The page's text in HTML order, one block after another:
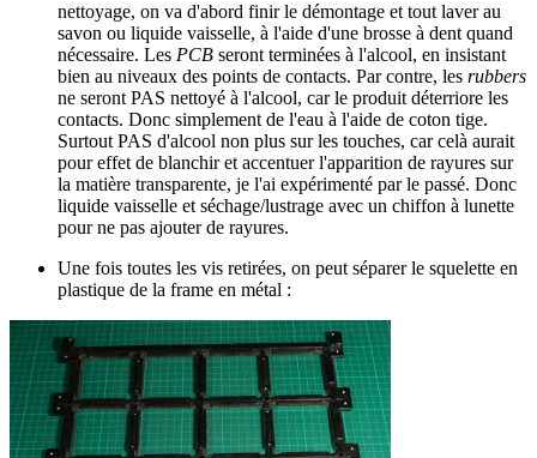
nettoyage, on va d'abord finir le démontage et tout laver au
savon ou liquide vaisselle, à l'aide d'une brosse à dent quand
nécessaire. Les PCB seront terminées à l'alcool, en insistant
bien au niveaux des points de contacts. Par contre, les rubbers
ne seront PAS nettoyé à l'alcool, car le produit déterriore les
contacts. Donc simplement de l'eau à l'aide de coton tige.
Surtout PAS d'alcool non plus sur les touches, car celà aurait
pour effet de blanchir et accentuer l'apparition de rayures sur
la matière transparente, je l'ai expérimenté par le passé. Donc
liquide vaisselle et séchage/lustrage avec un chiffon à lunette
pour ne pas ajouter de rayures.
Une fois toutes les vis retirées, on peut séparer le squelette en
plastique de la frame en métal :